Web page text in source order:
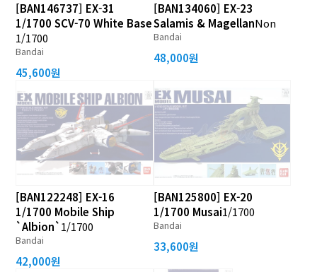
[BAN146737] EX-31
1/1700 SCV-70 White Base
1/1700
Bandai
45,600원
[BAN134060] EX-23
Salamis & MagellanNon
Bandai
48,000원
[BAN122248] EX-16
1/1700 Mobile Ship
`Albion`1/1700
Bandai
42,000원
[BAN125800] EX-20
1/1700 Musai1/1700
Bandai
33,600원